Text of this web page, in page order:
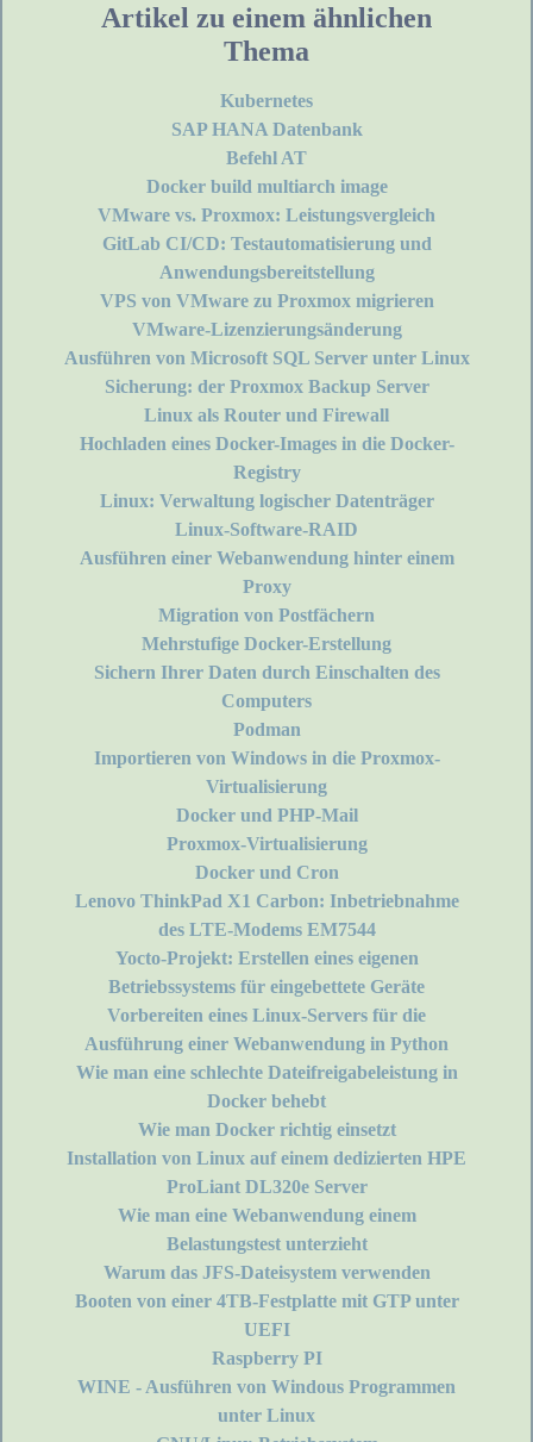
Artikel zu einem ähnlichen
Thema
Kubernetes
SAP HANA Datenbank
Befehl AT
Docker build multiarch image
VMware vs. Proxmox: Leistungsvergleich
GitLab CI/CD: Testautomatisierung und
Anwendungsbereitstellung
VPS von VMware zu Proxmox migrieren
VMware-Lizenzierungsänderung
Ausführen von Microsoft SQL Server unter Linux
Sicherung: der Proxmox Backup Server
Linux als Router und Firewall
Hochladen eines Docker-Images in die Docker-
Registry
Linux: Verwaltung logischer Datenträger
Linux-Software-RAID
Ausführen einer Webanwendung hinter einem
Proxy
Migration von Postfächern
Mehrstufige Docker-Erstellung
Sichern Ihrer Daten durch Einschalten des
Computers
Podman
Importieren von Windows in die Proxmox-
Virtualisierung
Docker und PHP-Mail
Proxmox-Virtualisierung
Docker und Cron
Lenovo ThinkPad X1 Carbon: Inbetriebnahme
des LTE-Modems EM7544
Yocto-Projekt: Erstellen eines eigenen
Betriebssystems für eingebettete Geräte
Vorbereiten eines Linux-Servers für die
Ausführung einer Webanwendung in Python
Wie man eine schlechte Dateifreigabeleistung in
Docker behebt
Wie man Docker richtig einsetzt
Installation von Linux auf einem dedizierten HPE
ProLiant DL320e Server
Wie man eine Webanwendung einem
Belastungstest unterzieht
Warum das JFS-Dateisystem verwenden
Booten von einer 4TB-Festplatte mit GTP unter
UEFI
Raspberry PI
WINE - Ausführen von Windous Programmen
unter Linux